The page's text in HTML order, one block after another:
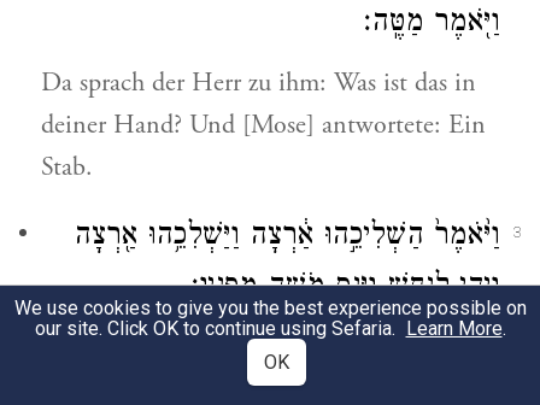
וַיֹּ֖אמֶר מַטֶּֽה׃
Da sprach der Herr zu ihm: Was ist das in
deiner Hand? Und [Mose] antwortete: Ein
Stab.
3
וַיֹּ֙אמֶר֙ הַשְׁלִיכֵ֣הוּ אַ֔רְצָה וַיַּשְׁלִכֵ֥הוּ אַ֖רְצָה
וַיְהִ֣י לְנָחָ֑שׁ וַיָּ֥נׇס מֹשֶׁ֖ה מִפָּנָֽיו׃
Da sprach [Gott]: Wirf ihn auf die Erde!
Und [Mose] warf ihn auf die Erde und er
We use cookies to give you the best experience possible on
our site. Click OK to continue using Sefaria. Learn More.
OK